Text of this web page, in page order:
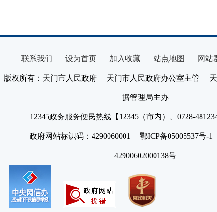
联系我们 | 设为首页 | 加入收藏 | 站点地图 | 网站
版权所有：天门市人民政府 天门市人民政府办公室主管 天
据管理局主办
12345政务服务便民热线【12345（市内）、0728-
政府网站标识码：4290060001 鄂ICP备05005537号
42900602000138号